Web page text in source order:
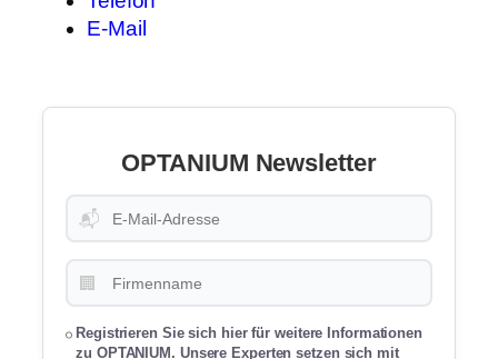
E-Mail
OPTANIUM Newsletter
📬
🏢
Registrieren Sie sich hier für weitere Informationen
zu OPTANIUM. Unsere Experten setzen sich mit